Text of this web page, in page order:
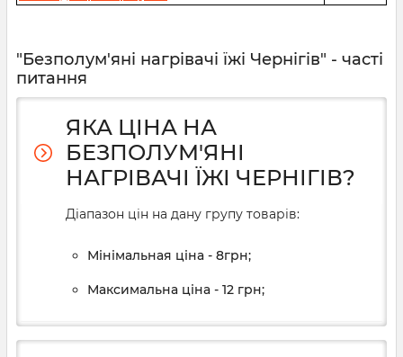
"Безполум'яні нагрівачі їжі Чернігів" - часті
питання
ЯКА ЦІНА НА
БЕЗПОЛУМ'ЯНІ
НАГРІВАЧІ ЇЖІ ЧЕРНІГІВ?
Діапазон цін на дану групу товарів:
Мінімальная ціна - 8грн;
Максимальна ціна - 12 грн;